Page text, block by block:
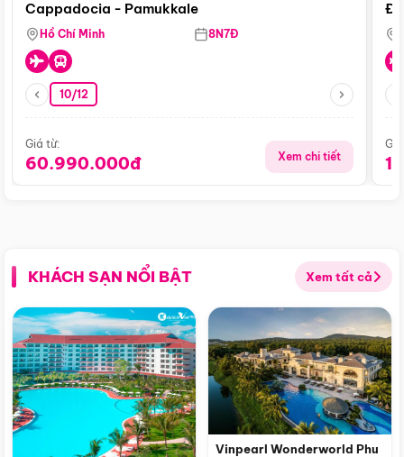
Cappadocia - Pamukkale
Hồ Chí Minh 8N7Đ
10/12
Giá từ:
60.990.000đ Xem chi tiết
KHÁCH SẠN NỔI BẬT Xem tất cả
Vinpearl Wonderworld Phu